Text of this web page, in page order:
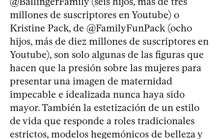
millones de suscriptores en Youtube) o
Kristine Pack, de @FamilyFunPack (ocho
hijos, más de diez millones de suscriptores en
Youtube), son solo algunas de las figuras que
hacen que la presión sobre las mujeres para
presentar una imagen de maternidad
impecable e idealizada nunca haya sido
mayor. También la estetización de un estilo
de vida que responde a roles tradicionales
estrictos, modelos hegemónicos de belleza y